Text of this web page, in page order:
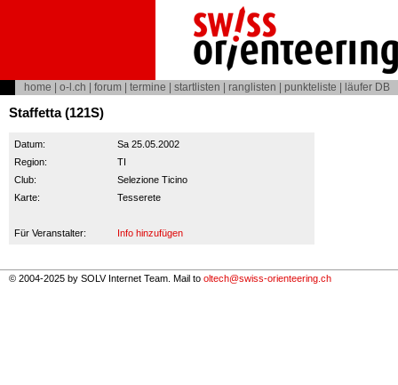
home o-l.ch forum termine startlisten ranglisten punkteliste läufer DB
Staffetta (121S)
Datum:
Sa 25.05.2002
Region:
TI
Club:
Selezione Ticino
Karte:
Tesserete
Für Veranstalter: Info hinzufügen
© 2004-2025 by SOLV Internet Team. Mail to oltech@swiss-orienteering.ch